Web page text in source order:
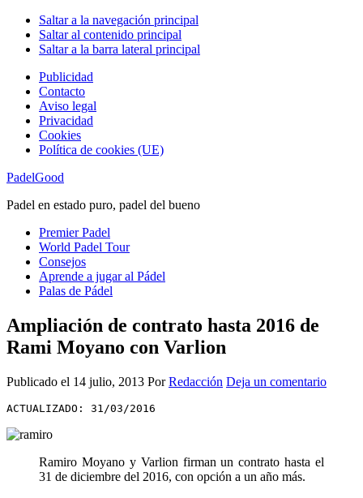
Saltar a la navegación principal
Saltar al contenido principal
Saltar a la barra lateral principal
Publicidad
Contacto
Aviso legal
Privacidad
Cookies
Política de cookies (UE)
PadelGood
Padel en estado puro, padel del bueno
Premier Padel
World Padel Tour
Consejos
Aprende a jugar al Pádel
Palas de Pádel
Ampliación de contrato hasta 2016 de
Rami Moyano con Varlion
Publicado el 14 julio, 2013 PorRedacción Deja un comentario
ACTUALIZADO: 31/03/2016
Ramiro Moyano y Varlion firman un contrato hasta el
31 de diciembre del 2016, con opción a un año más.